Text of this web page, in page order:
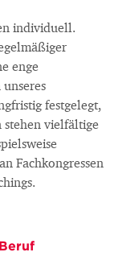
individuell.
enge
festgelegt,
stehen vielfältige
Fachkongressen